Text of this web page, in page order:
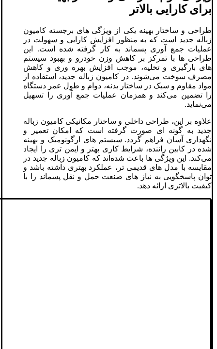
برای کارایی بالاتر
طراحی و ساختار بهینه یکی از ویژگی ‌های برجسته کامیون
زباله جدید است که به منظور افزایش کارایی و سهولت در
عملیات جمع ‌آوری پسماند به کار گرفته شده است. این
طراحی ‌ها با تمرکز بر کاهش وزن خودرو و بهبود سیستم‌
های بارگیری و تخلیه، موجب افزایش بهره ‌وری و کاهش
مصرف سوخت می‌شوند. در کامیون زباله جدید، استفاده از
مواد مقاوم و سبک در ساختار بدنه، دوام و طول عمر دستگاه
را تضمین می‌کند و همزمان عملیات جمع ‌آوری را تسهیل
می‌نماید.
علاوه بر این، طراحی داخلی و ساختار مکانیکی کامیون زباله
جدید به گونه ‌ای صورت گرفته است که امکان تعمیر و
نگهداری آسان فراهم گردد. سیستم‌ های ارگونومیک و بهینه
شده در کابین راننده، شرایط کاری بهتر و ایمن ‌تری را ایجاد
می‌کند. این ویژگی‌ ها باعث شده‌اند که کامیون زباله جدید در
مقایسه با مدل‌ های قدیمی ‌تر، عملکرد بهتری داشته باشد و
توان پاسخگویی به نیاز های صنعت حمل و نقل پسماند را با
کیفیت بالاتری ارائه دهد.